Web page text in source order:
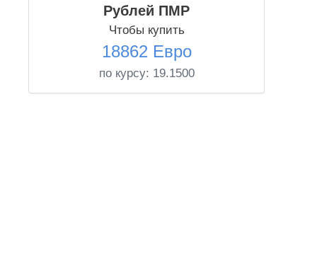
Рублей ПМР
Чтобы купить
18862 Евро
по курсу: 19.1500